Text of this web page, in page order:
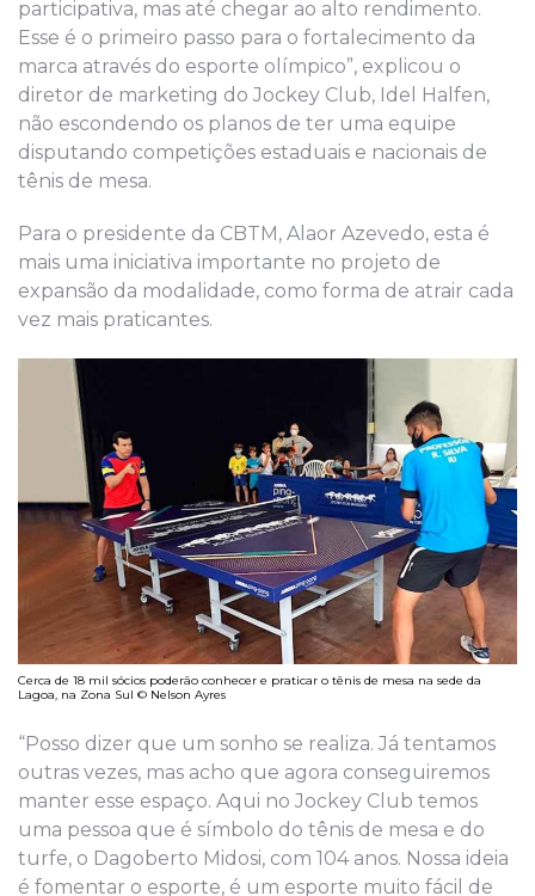
participativa, mas até chegar ao alto rendimento.
Esse é o primeiro passo para o fortalecimento da
marca através do esporte olímpico”, explicou o
diretor de marketing do Jockey Club, Idel Halfen,
não escondendo os planos de ter uma equipe
disputando competições estaduais e nacionais de
tênis de mesa.
Para o presidente da CBTM, Alaor Azevedo, esta é
mais uma iniciativa importante no projeto de
expansão da modalidade, como forma de atrair cada
vez mais praticantes.
Cerca de 18 mil sócios poderão conhecer e praticar o tênis de mesa na sede da
Lagoa, na Zona Sul © Nelson Ayres
“Posso dizer que um sonho se realiza. Já tentamos
outras vezes, mas acho que agora conseguiremos
manter esse espaço. Aqui no Jockey Club temos
uma pessoa que é símbolo do tênis de mesa e do
turfe, o Dagoberto Midosi, com 104 anos. Nossa ideia
é fomentar o esporte, é um esporte muito fácil de